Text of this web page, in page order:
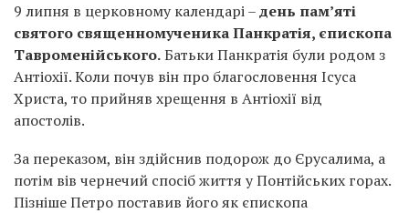
9 липня в церковному календарі –день пам’яті
святого священномученика Панкратія, єпископа
Тавроменійського.Батьки Панкратія були родом з
Антіохії. Коли почув він про благословення Ісуса
Христа, то прийняв хрещення в Антіохії від
апостолів.
За переказом, він здійснив подорож до Єрусалима, а
потім вів чернечий спосіб життя у Понтійських горах.
Пізніше Петро поставив його як єпископа